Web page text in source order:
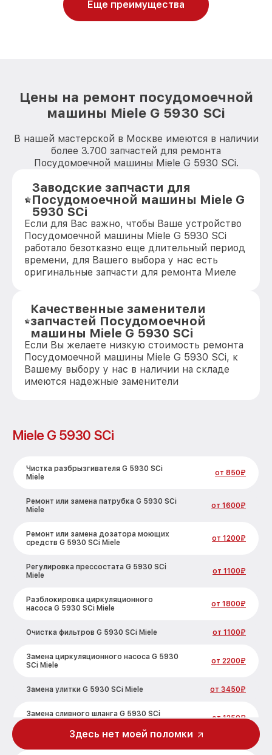
Еще преимущества
Цены на ремонт посудомоечной
машины Miele G 5930 SCi
В нашей мастерской в Москве имеются в наличии
более 3.700 запчастей для ремонта
Посудомоечной машины Miele G 5930 SCi.
Заводские запчасти для
Посудомоечной машины Miele G
5930 SCi
Если для Вас важно, чтобы Ваше устройство
Посудомоечной машины Miele G 5930 SCi
работало безотказно еще длительный период
времени, для Вашего выбора у нас есть
оригинальные запчасти для ремонта Миеле
Качественные заменители
запчастей Посудомоечной
машины Miele G 5930 SCi
Если Вы желаете низкую стоимость ремонта
Посудомоечной машины Miele G 5930 SCi, к
Вашему выбору у нас в наличии на складе
имеются надежные заменители
Miele G 5930 SCi
Чистка разбрызгивателя G 5930 SCi
Miele
от 850₽
Ремонт или замена патрубка G 5930 SCi
Miele
от 1600₽
Ремонт или замена дозатора моющих
средств G 5930 SCi Miele
от 1200₽
Регулировка прессостата G 5930 SCi
Miele
от 1100₽
Разблокировка циркуляционного
насоса G 5930 SCi Miele
от 1800₽
Очистка фильтров G 5930 SCi Miele от 1100₽
Замена циркуляционного насоса G 5930
SCi Miele
от 2200₽
Замена улитки G 5930 SCi Miele от 3450₽
Замена сливного шланга G 5930 SCi
от 1250₽
от 1590₽
Здесь нет моей поломки